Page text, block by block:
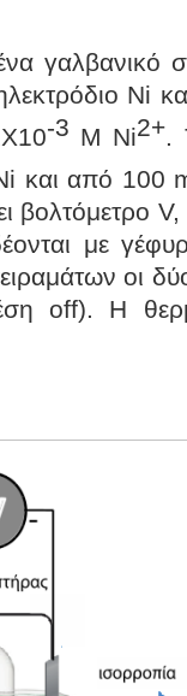
γαλβανικό
Ni
-3 Μ Ni2+.
και από 100
βολτόμετρο
με
οι δύο
off). H